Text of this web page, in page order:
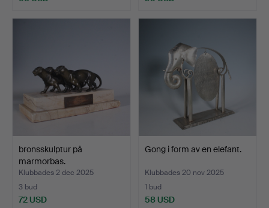
bronsskulptur på
marmorbas.
Klubbades 2 dec 2025
3 bud
72 USD
Gong i form av en elefant.
Klubbades 20 nov 2025
1 bud
58 USD